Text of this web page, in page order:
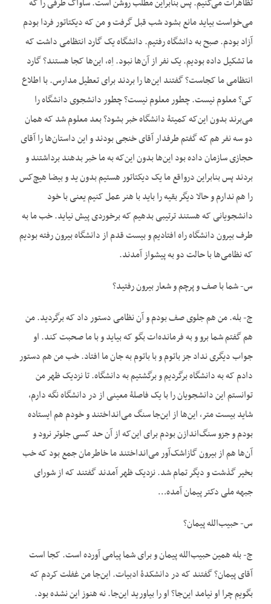
می‌خواست بیاید مانع بشود شب قبل گرفت و من که دیکتاتور فردا بودم
آزاد بودم. صبح به دانشگاه رفتیم. دانشگاه یک گارد انتظامی داشت که
ما تشکیل داده بودیم. یک نفر از آن‌ها نبود. اِه، این‌ها کجا هستند؟ گارد
انتظامی ما کجاست؟ گفتند این‌ها را بردند برای تعطیل مدارس. با اطلاع
کی؟ معلوم نیست. چطور معلوم نیست؟ چطور دانشجوی دانشگاه را
می‌برند بدون این‌که کمیتۀ دانشگاه خبر بشود؟ بعد معلوم شد که همان
دو سه نفر هم که گفتم طرفدار آقای خنجی بودند و این داستان‌ها را آقای
حجازی سازمان داده بود این‌ها بدون این‌که به ما خبر بدهند برداشتند و
بردند پس بنابراین درواقع ما یک دیکتاتور هستیم بدون ید و بیضا هیچ‌کس
را هم ندارم و حالا دیگر بقیه را باید با هنر عمل کنیم یعنی با خود
دانشجویانی که هستند ترتیبی بدهیم که برخوردی پیش نیاید. خب ما به
طرف بیرون دانشگاه راه افتادیم و بیست قدم از دانشگاه بیرون رفته بودیم
که نظامی‌ها با حالت دو به پیشواز آمدند.
س- شما با صف و پرچم و شعار بیرون رفتید؟
ج- بله. من هم جلوی صف بودم و آن نظامی دستور داد که برگردید. من
هم گفتم شما برو و به فرمانده‌ات بگو که بیاید و با ما صحبت کند. او
جواب دیگری نداد جز باتوم و با باتوم به جان ما افتاد. خب من هم دستور
دادم که به دانشگاه برگردیم و برگشتیم به دانشگاه. تا نزدیک ظهر من
توانستم این دانشجویان را با یک فاصلۀ معینی از در دانشگاه نگه دارم،
شاید بیست متر، این‌ها از این‌جا سنگ می‌انداختند و خودم هم ایستاده
بودم و جزو سنگ‌اندازن بودم برای این‌که از آن حد کسی جلوتر نرود و
آن‌ها هم از بیرون گازاشک‌آور می‌انداختند ما خاطرمان جمع بود که خب
بخیر گذشت و دیگر تمام شد. نزدیک ظهر آمدند گفتند که از شورای
جبهه ملی دکتر پیمان آمده…
س- حبیب‌الله پیمان؟
ج- بله همین حبیب‌الله پیمان و برای شما پیامی آورده است. کجا است
آقای پیمان؟ گفتند که در دانشکدۀ ادبیات. این‌جا من غفلت کردم که
بگویم چرا او نیامد این‌جا؟ او را بیاورید این‌جا. نه هنوز این نشده بود.